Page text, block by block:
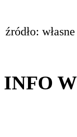
źródło: własne
INFO